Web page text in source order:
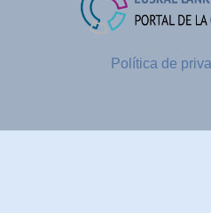
Política de